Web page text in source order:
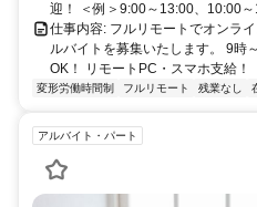
迎！ ＜例＞9:00～13:00、10:00～
仕事内容: フルリモートでオンラ
ルバイトを募集いたします。 9時
OK！ リモートPC・スマホ支給！
変形労働時間制 フルリモート 残業なし
アルバイト・パート